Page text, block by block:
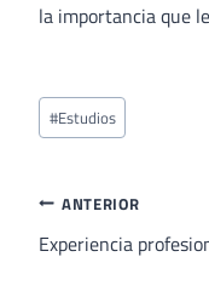
la importancia que
Etiquetas
de
entrada:
#Estudios
Navegación
de
ANTERIOR
Experiencia